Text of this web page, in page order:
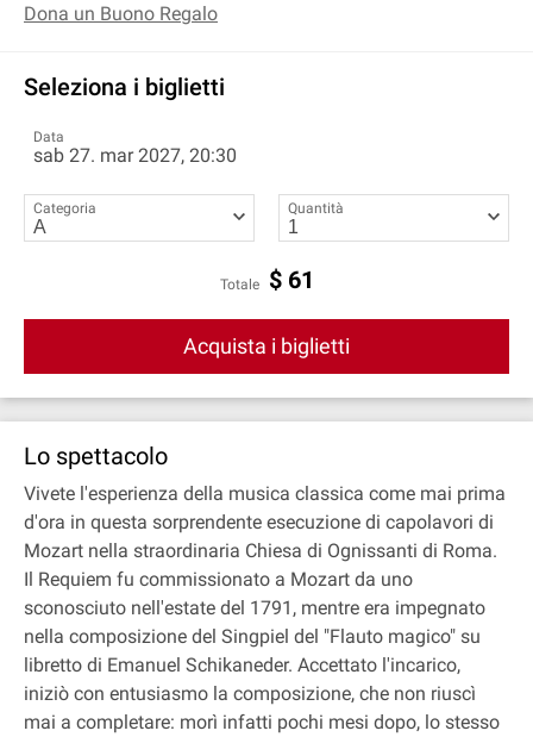
Dona un Buono Regalo
Seleziona i biglietti
Data
sab 27. mar 2027, 20:30
Categoria Quantità
Totale $ 61
Acquista i biglietti
Lo spettacolo
Vivete l'esperienza della musica classica come mai prima
d'ora in questa sorprendente esecuzione di capolavori di
Mozart nella straordinaria Chiesa di Ognissanti di Roma.
Il Requiem fu commissionato a Mozart da uno
sconosciuto nell'estate del 1791, mentre era impegnato
nella composizione del Singpiel del "Flauto magico" su
libretto di Emanuel Schikaneder. Accettato l'incarico,
iniziò con entusiasmo la composizione, che non riuscì
mai a completare: morì infatti pochi mesi dopo, lo stesso